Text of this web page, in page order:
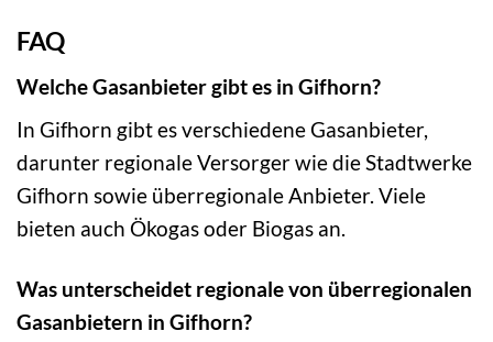
FAQ
Welche Gasanbieter gibt es in Gifhorn?
In Gifhorn gibt es verschiedene Gasanbieter,
darunter regionale Versorger wie die Stadtwerke
Gifhorn sowie überregionale Anbieter. Viele
bieten auch Ökogas oder Biogas an.
Was unterscheidet regionale von überregionalen
Gasanbietern in Gifhorn?